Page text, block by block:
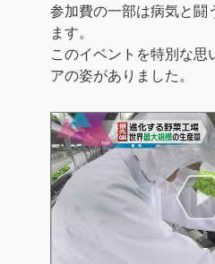
参加費の一部は病気と闘
ます。
このイベントを特別な思
アの姿がありました。